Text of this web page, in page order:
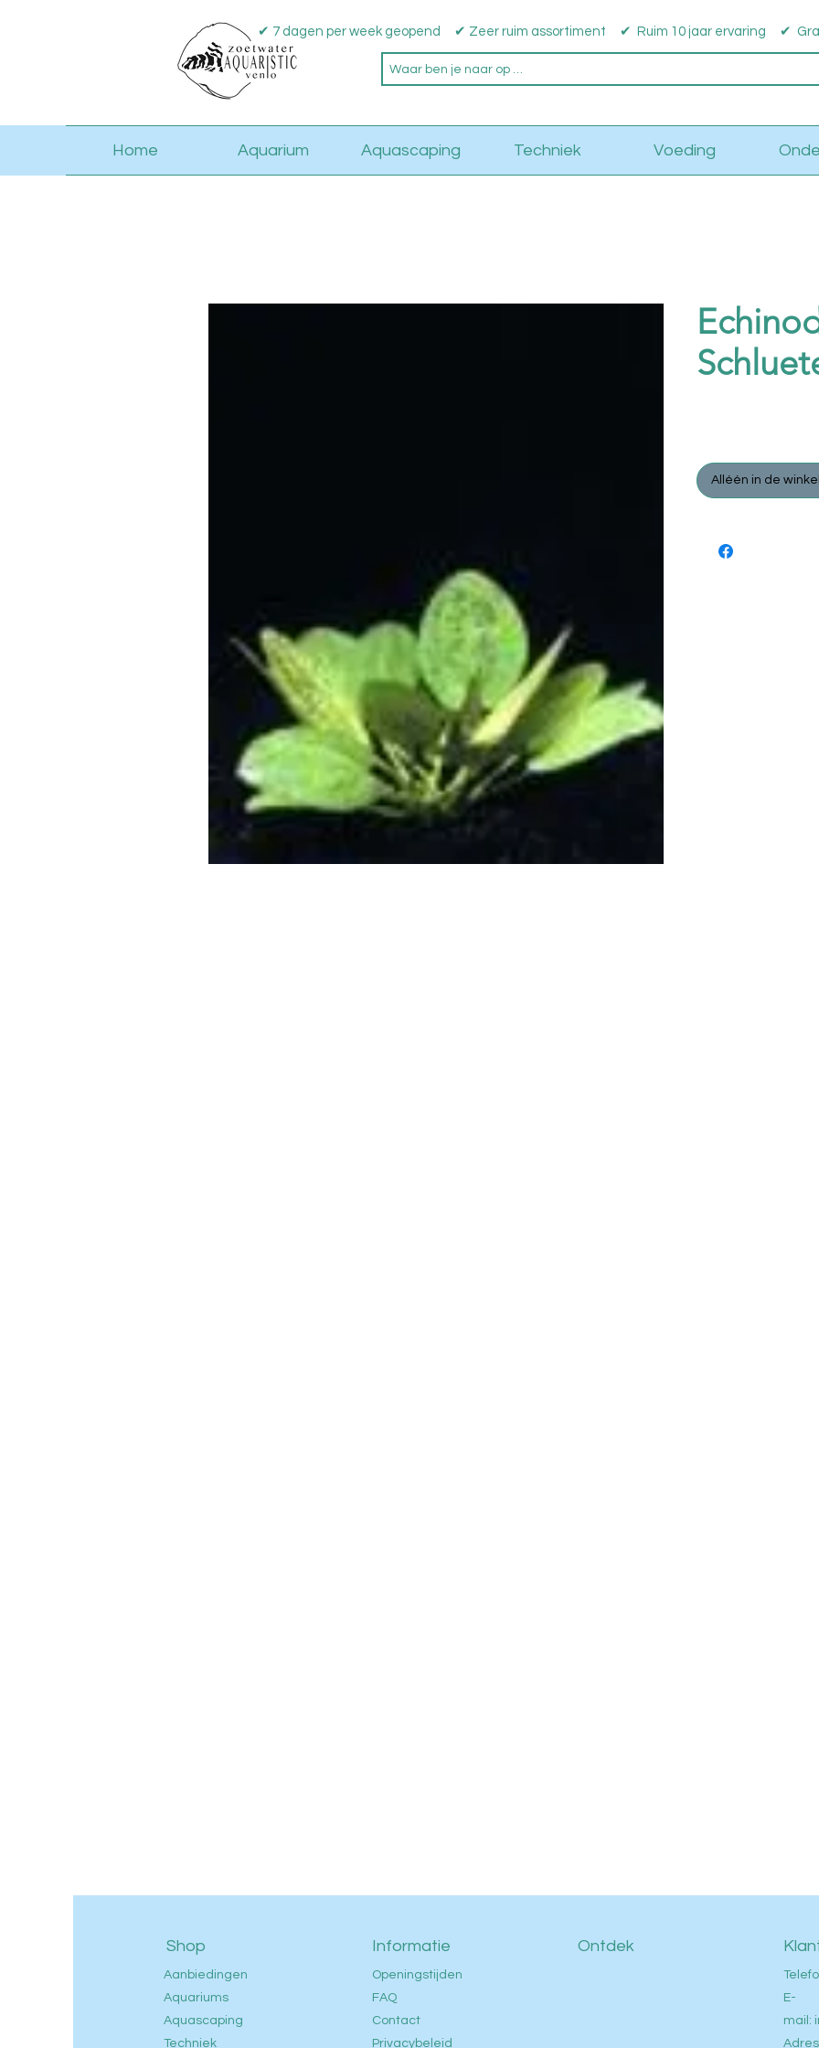
✔ 7 dagen per week geopend ✔ Zeer ruim assortiment ✔ Ruim 10 jaar ervaring ✔
Home Aquarium Aquascaping Techniek Voeding
Alléén in de
Shop
Aanbiedingen
Aquariums
Aquascaping
Techniek
Informatie
Openingstijden
FAQ
Contact
Privacybeleid
Ontdek
E-
mail: